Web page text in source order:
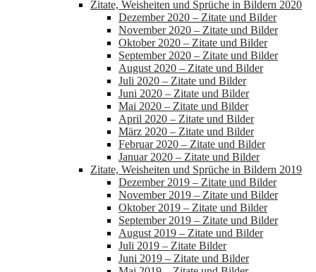
Zitate, Weisheiten und Sprüche in Bildern 2020
Dezember 2020 – Zitate und Bilder
November 2020 – Zitate und Bilder
Oktober 2020 – Zitate und Bilder
September 2020 – Zitate und Bilder
August 2020 – Zitate und Bilder
Juli 2020 – Zitate und Bilder
Juni 2020 – Zitate und Bilder
Mai 2020 – Zitate und Bilder
April 2020 – Zitate und Bilder
März 2020 – Zitate und Bilder
Februar 2020 – Zitate und Bilder
Januar 2020 – Zitate und Bilder
Zitate, Weisheiten und Sprüche in Bildern 2019
Dezember 2019 – Zitate und Bilder
November 2019 – Zitate und Bilder
Oktober 2019 – Zitate und Bilder
September 2019 – Zitate und Bilder
August 2019 – Zitate und Bilder
Juli 2019 – Zitate Bilder
Juni 2019 – Zitate und Bilder